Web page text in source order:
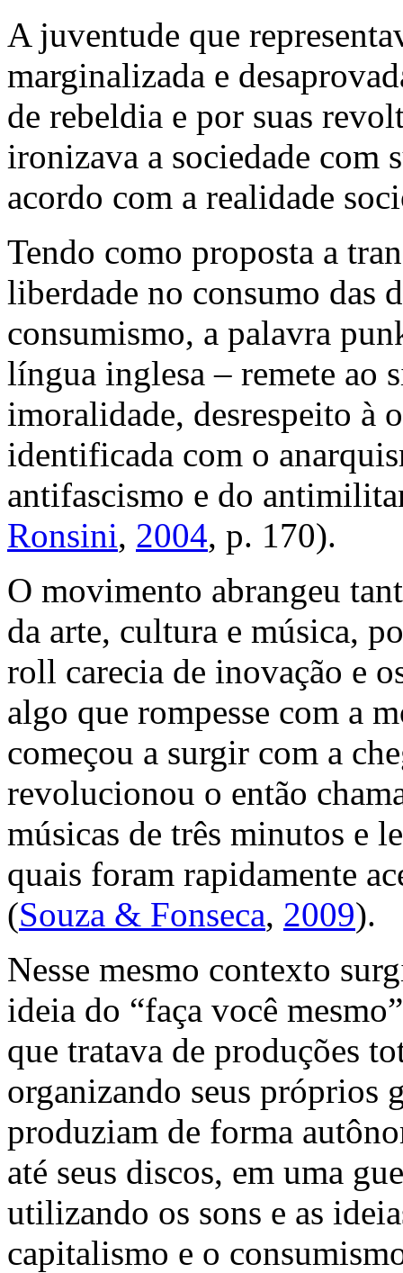
A juventude que
marginalizada e
de rebeldia e por suas
ironizava a sociedade com
acordo com a realidade
Tendo como proposta a
liberdade no consumo das
consumismo, a palavra
língua inglesa – remete ao
imoralidade, desrespeito à
identificada com o
antifascismo e do
Ronsini, 2004, p. 170).
O movimento abrangeu
da arte, cultura e música,
roll carecia de inovação e
algo que rompesse com a
começou a surgir com a
revolucionou o então
músicas de três minutos e
quais foram rapidamente
(Souza & Fonseca, 2009).
Nesse mesmo contexto
ideia do “faça você
que tratava de produções
organizando seus próprios
produziam de forma
até seus discos, em uma
utilizando os sons e as
capitalismo e o